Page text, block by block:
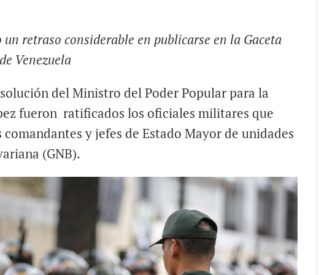
retraso considerable en publicarse en la Gaceta
Venezuela
del Ministro del Poder Popular para la
fueron ratificados los oficiales militares que
y jefes de Estado Mayor de unidades
(GNB).